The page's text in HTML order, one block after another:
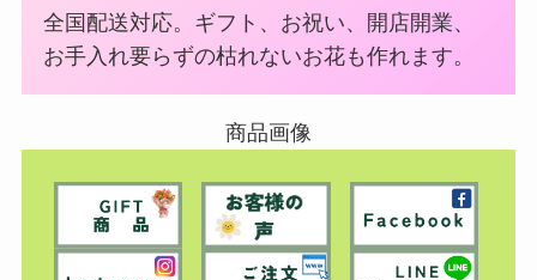
全国配送対応。ギフト、お祝い、開店開業、
お手入れ要らずの枯れないお花も作れます。
商品画像